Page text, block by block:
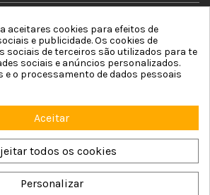
Online Network For4 Commerce, S.L. |
aceitares cookies para efeitos de
e publicidade. Os cookies de
sociais de terceiros são utilizados para te
sociais e anúncios personalizados.
e o processamento de dados pessoais
Aceitar
todos os cookies
Personalizar